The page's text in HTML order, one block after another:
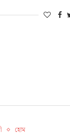
হোম